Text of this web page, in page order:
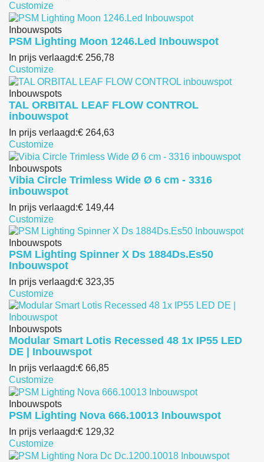
Customize
Inbouwspots
PSM Lighting Moon 1246.Led Inbouwspot
In prijs verlaagd:€ 256,78
Customize
Inbouwspots
TAL ORBITAL LEAF FLOW CONTROL
inbouwspot
In prijs verlaagd:€ 264,63
Customize
Inbouwspots
Vibia Circle Trimless Wide Ø 6 cm - 3316
inbouwspot
In prijs verlaagd:€ 149,44
Customize
Inbouwspots
PSM Lighting Spinner X Ds 1884Ds.Es50
Inbouwspot
In prijs verlaagd:€ 323,35
Customize
Inbouwspots
Modular Smart Lotis Recessed 48 1x IP55 LED
DE | Inbouwspot
In prijs verlaagd:€ 66,85
Customize
Inbouwspots
PSM Lighting Nova 666.10013 Inbouwspot
In prijs verlaagd:€ 129,32
Customize